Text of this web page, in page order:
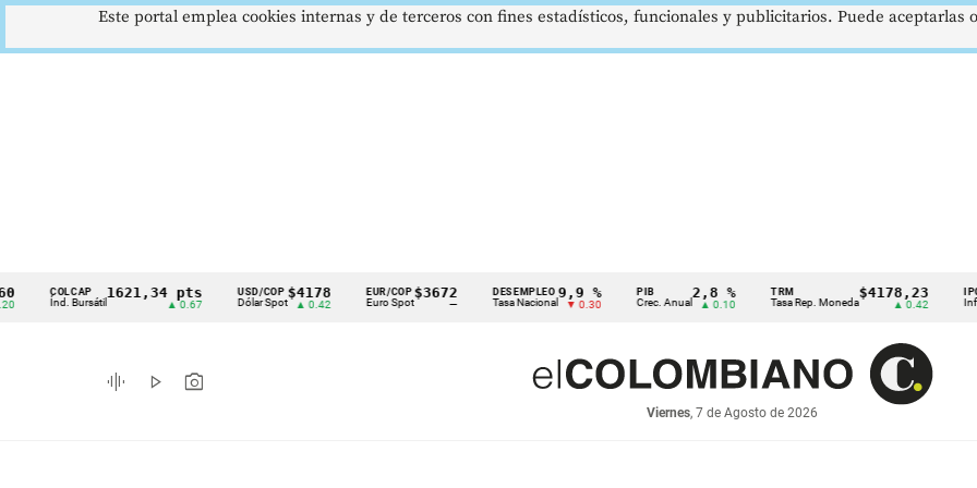
Cintillo
indicadores
económicos
COLCAP
Índ. Bursátil
1621,34 pts USD/COP
Dólar Spot
$4178
▲ 0.42
EUR/COP
Euro Spot
$3672
—
DESEMPLEO
Tasa Nacional
9,9 %
▼ 0.30
PIB
Crec. Anual
2,8 %
▲ 0.10
TRM
Tasa Rep. Moneda
$4178,23
▲ 0.42 Inflación
graphic_eq play_arrow photo_camera
Viernes, 7 de Agosto de 2026
Este portal emplea cookies internas y de terceros con fines estadísticos, funcionales y publicitarios. Puede aceptarlas